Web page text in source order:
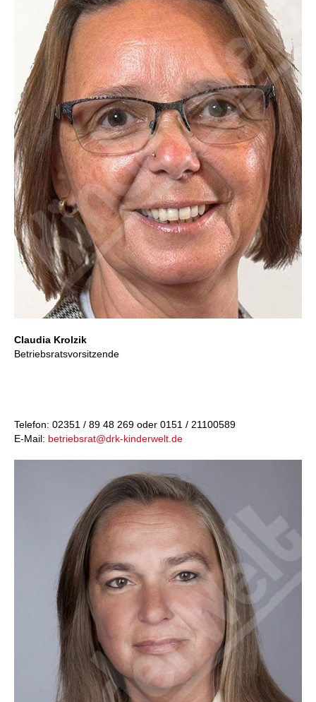
Claudia Krolzik
Betriebsratsvorsitzende
Telefon: 02351 / 89 48 269 oder 0151 / 21100589
E-Mail: betriebsrat@drk-kinderwelt.de